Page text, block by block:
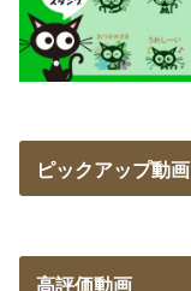
ピックアップ動画
高評価動画